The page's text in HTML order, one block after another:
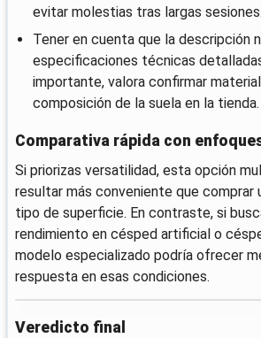
evitar molestias tras largas sesiones.
Tener en cuenta que la descripción
especificaciones técnicas
importante, valora confirmar
composición de la suela en la tienda.
Comparativa rápida con
Si priorizas versatilidad, esta opción
resultar más conveniente que comprar
tipo de superficie. En contraste, si
rendimiento en césped artificial o
modelo especializado podría ofrecer
respuesta en esas condiciones.
Veredicto final